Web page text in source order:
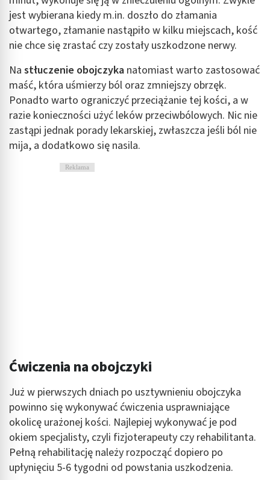
jest wybierana kiedy m.in. doszło do złamania
otwartego, złamanie nastąpiło w kilku miejscach, kość
nie chce się zrastać czy zostały uszkodzone nerwy.
Na stłuczenie obojczyka natomiast warto zastosować
maść, która uśmierzy ból oraz zmniejszy obrzęk.
Ponadto warto ograniczyć przeciążanie tej kości, a w
razie konieczności użyć leków przeciwbólowych. Nic nie
zastąpi jednak porady lekarskiej, zwłaszcza jeśli ból nie
mija, a dodatkowo się nasila.
Reklama
Ćwiczenia na obojczyki
Już w pierwszych dniach po usztywnieniu obojczyka
powinno się wykonywać ćwiczenia usprawniające
okolicę urażonej kości. Najlepiej wykonywać je pod
okiem specjalisty, czyli fizjoterapeuty czy rehabilitanta.
Pełną rehabilitację należy rozpocząć dopiero po
upłynięciu 5-6 tygodni od powstania uszkodzenia.
Reklama / śledzenie